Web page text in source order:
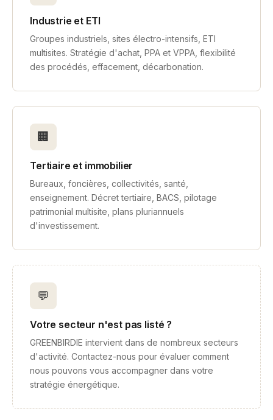
Industrie et ETI
Groupes industriels, sites électro-intensifs, ETI
multisites. Stratégie d'achat, PPA et VPPA, flexibilité
des procédés, effacement, décarbonation.
🏢
Tertiaire et immobilier
Bureaux, foncières, collectivités, santé,
enseignement. Décret tertiaire, BACS, pilotage
patrimonial multisite, plans pluriannuels
d'investissement.
💬
Votre secteur n'est pas listé ?
GREENBIRDIE intervient dans de nombreux secteurs
d'activité. Contactez-nous pour évaluer comment
nous pouvons vous accompagner dans votre
stratégie énergétique.